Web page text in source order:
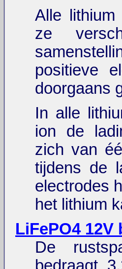
Alle lithium
ze
positieve
doorgaans
In alle
ion de
zich van
tijdens de
electrodes
het lithium
LiFePO4 12V
De